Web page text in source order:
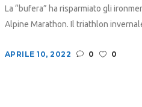
La “bufera” ha risparmiato gli
Alpine Marathon. Il triathlon
APRILE 10, 2022 0 0